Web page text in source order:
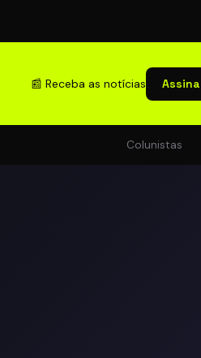
📰 Receba as notícias
Colunistas